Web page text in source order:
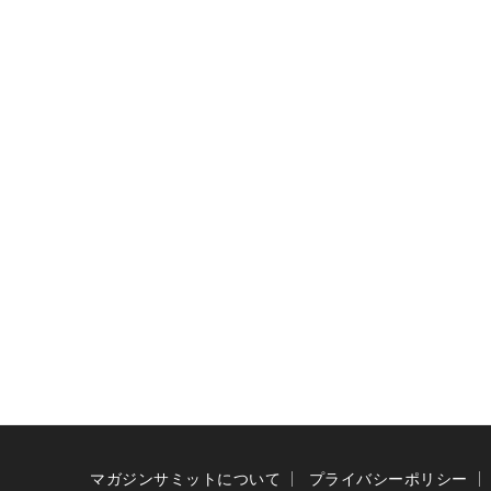
マガジンサミットについて プライバシーポリシー